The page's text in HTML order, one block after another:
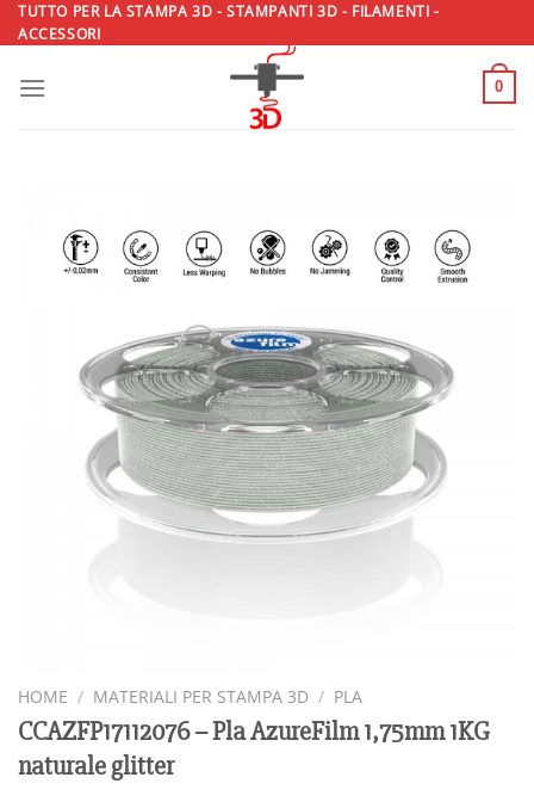
Salta
ai
TUTTO PER LA STAMPA 3D - STAMPANTI 3D - FILAMENTI -
ACCESSORI
0
HOME / MATERIALI PER STAMPA 3D / PLA
CCAZFP17112076 – Pla AzureFilm 1,75mm 1KG
naturale glitter